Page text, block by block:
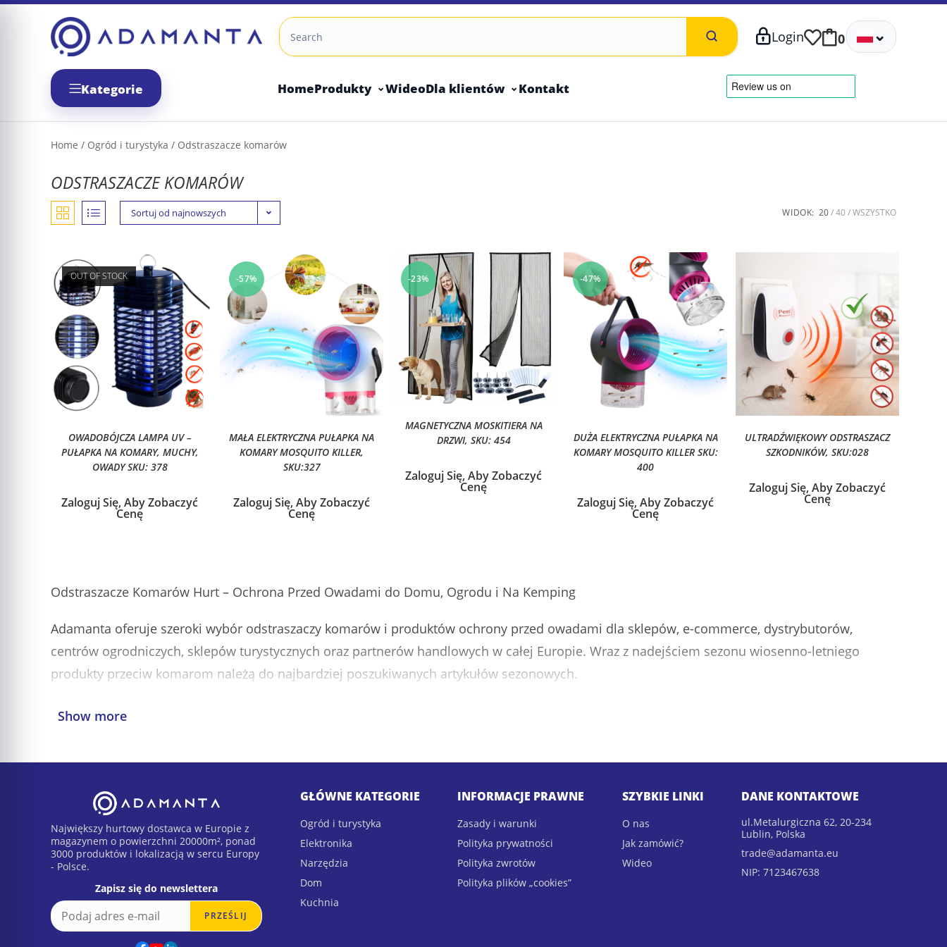
Skip
Login 0 ⌄
Kategorie HomeProdukty WideoDla klientów Kontakt
Home / Ogród i turystyka / Odstraszacze komarów
ODSTRASZACZE KOMARÓW
Sortuj od najnowszych WIDOK: 20 40 WSZYSTKO
OUT OF STOCK
OWADOBÓJCZA LAMPA UV –
PUŁAPKA NA KOMARY, MUCHY,
OWADY SKU: 378
Zaloguj Się, Aby Zobaczyć
Cenę
-57%
MAŁA ELEKTRYCZNA PUŁAPKA NA
KOMARY MOSQUITO KILLER,
SKU:327
Zaloguj Się, Aby Zobaczyć
Cenę
-23%
MAGNETYCZNA MOSKITIERA NA
DRZWI, SKU: 454
Zaloguj Się, Aby Zobaczyć
Cenę
-47%
DUŻA ELEKTRYCZNA PUŁAPKA NA
KOMARY MOSQUITO KILLER SKU:
400
Zaloguj Się, Aby Zobaczyć
Cenę
ULTRADŹWIĘKOWY ODSTRASZACZ
SZKODNIKÓW, SKU:028
Zaloguj Się, Aby Zobaczyć
Cenę
Odstraszacze Komarów Hurt – Ochrona Przed Owadami do Domu, Ogrodu i Na Kemping
Adamanta oferuje szeroki wybór odstraszaczy komarów i produktów ochrony przed owadami dla sklepów, e-commerce, dystrybutorów,
centrów ogrodniczych, sklepów turystycznych oraz partnerów handlowych w całej Europie. Wraz z nadejściem sezonu wiosenno-letniego
produkty przeciw komarom należą do najbardziej poszukiwanych artykułów sezonowych.
Kategoria Odstraszacze Komarów obejmuje opaski przeciw komarom, bransoletki odstraszające owady, elektryczne lampy owadobójcze,
Jako europejski dostawca hurtowy z magazynem w Polsce zapewniamy konkurencyjne ceny hurtowe, stabilną dostępność produktów oraz
szybką dostawę na terenie całej Europy.
Jakie produkty znajdziesz w kategorii Odstraszacze Komarów?
Oferta obejmuje między innymi:
Opaski przeciw komarom
Show more
Największy hurtowy dostawca w Europie z
magazynem o powierzchni 20000m², ponad
3000 produktów i lokalizacją w sercu Europy
- Polsce.
Zapisz się do newslettera
E
m
E
m
PRZEŚLIJ
GŁÓWNE KATEGORIE
Ogród i turystyka
Elektronika
Narzędzia
Dom
Kuchnia
INFORMACJE PRAWNE
Zasady i warunki
Polityka prywatności
Polityka zwrotów
Polityka plików „cookies”
SZYBKIE LINKI
O nas
Jak zamówić?
Wideo
DANE KONTAKTOWE
ul.Metalurgiczna 62, 20-234
Lublin, Polska
trade@adamanta.eu
NIP: 7123467638